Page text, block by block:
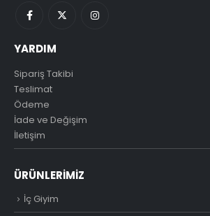
YARDIM
Sipariş Takibi
Teslimat
Ödeme
İade ve Değişim
İletişim
ÜRÜNLERIMIZ
İç Giyim